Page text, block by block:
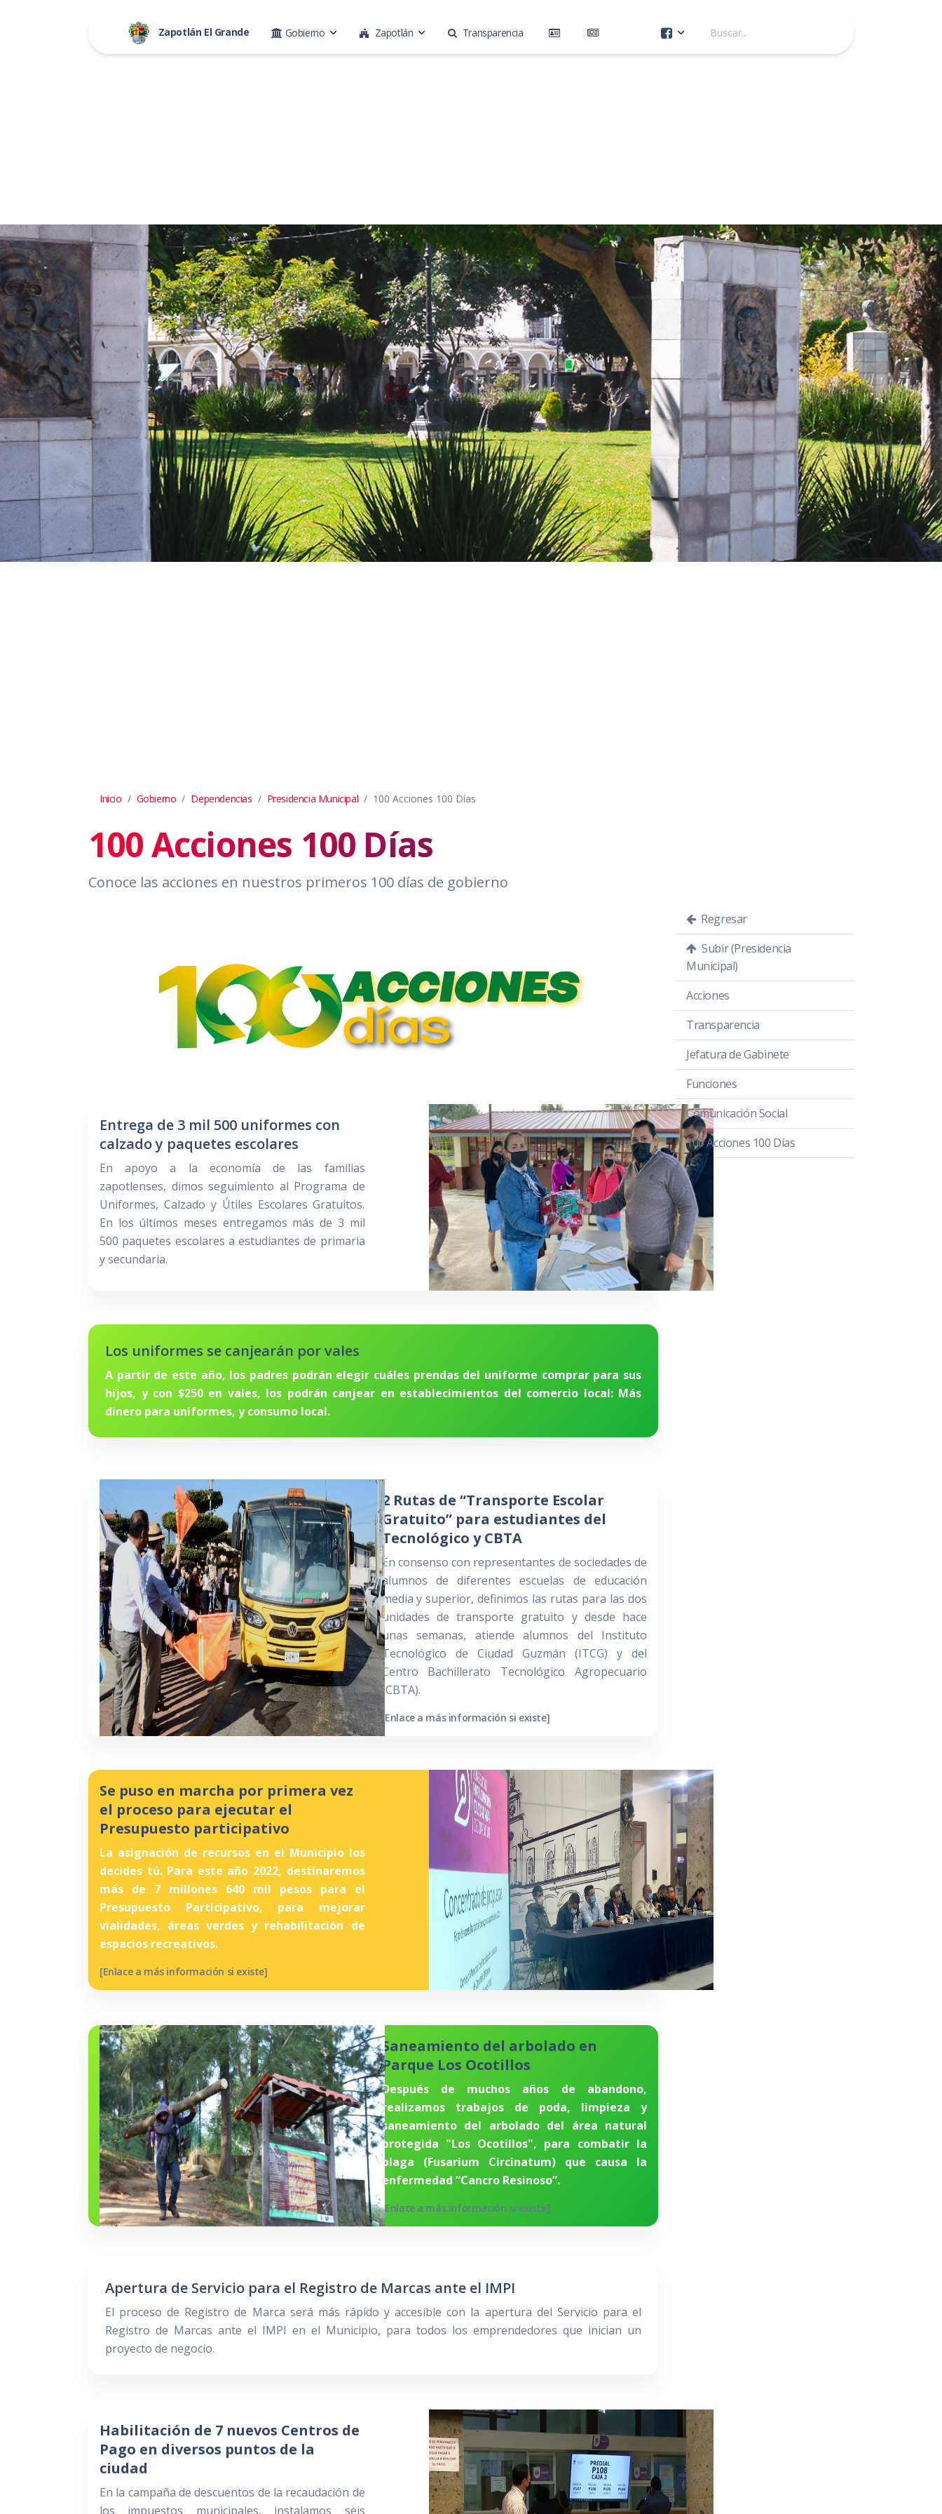
Zapotlán El Grande Gobierno Zapotlán Transparencia
Inicio Gobierno Dependencias Presidencia Municipal 100 Acciones 100 Días
100 Acciones 100 Días
Conoce las acciones en nuestros primeros 100 días de gobierno
Entrega de 3 mil 500 uniformes con
calzado y paquetes escolares
En apoyo a la economía de las familias
zapotlenses, dimos seguimiento al Programa de
Uniformes, Calzado y Útiles Escolares Gratuitos.
En los últimos meses entregamos más de 3 mil
500 paquetes escolares a estudiantes de primaria
y secundaria.
Los uniformes se canjearán por vales
A partir de este año, los padres podrán elegir cuáles prendas del uniforme comprar para sus
hijos, y con $250 en vales, los podrán canjear en establecimientos del comercio local: Más
dinero para uniformes, y consumo local.
2 Rutas de “Transporte Escolar
Gratuito” para estudiantes del
Tecnológico y CBTA
En consenso con representantes de sociedades de
alumnos de diferentes escuelas de educación
media y superior, definimos las rutas para las dos
unidades de transporte gratuito y desde hace
unas semanas, atiende alumnos del Instituto
Tecnológico de Ciudad Guzmán (ITCG) y del
Centro Bachillerato Tecnológico Agropecuario
(CBTA).
[Enlace a más información si existe]
Se puso en marcha por primera vez
el proceso para ejecutar el
Presupuesto participativo
La asignación de recursos en el Municipio los
decides tú. Para este año 2022, destinaremos
más de 7 millones 640 mil pesos para el
Presupuesto Participativo, para mejorar
vialidades, áreas verdes y rehabilitación de
espacios recreativos.
[Enlace a más información si existe]
Saneamiento del arbolado en
Parque Los Ocotillos
Después de muchos años de abandono,
realizamos trabajos de poda, limpieza y
saneamiento del arbolado del área natural
protegida "Los Ocotillos", para combatir la
plaga (Fusarium Circinatum) que causa la
enfermedad “Cancro Resinoso”.
[Enlace a más información si existe]
Apertura de Servicio para el Registro de Marcas ante el IMPI
El proceso de Registro de Marca será más rápido y accesible con la apertura del Servicio para el
Registro de Marcas ante el IMPI en el Municipio, para todos los emprendedores que inician un
proyecto de negocio.
Habilitación de 7 nuevos Centros de
Pago en diversos puntos de la
ciudad
En la campaña de descuentos de la recaudación de
los impuestos municipales, instalamos seis
Regresar
Subir (Presidencia
Municipal)
Acciones
Transparencia
Jefatura de Gabinete
Funciones
Comunicación Social
100 Acciones 100 Días